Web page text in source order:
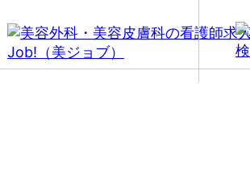
【宮崎県】美容外科・美容皮膚科の看